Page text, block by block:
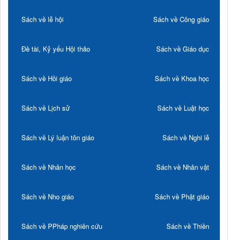
Sách về lễ hội Sách về Công giáo
Đề tài, Kỷ yếu Hội thảo Sách về Giáo dục
Sách về Hồi giáo Sách về Khoa học
Sách về Lịch sử Sách về Luật học
Sách về Lý luận tôn giáo Sách về Nghi lễ
Sách về Nhân học Sách về Nhân vật
Sách về Nho giáo Sách về Phật giáo
Sách về PPháp nghiên cứu Sách về Thiền